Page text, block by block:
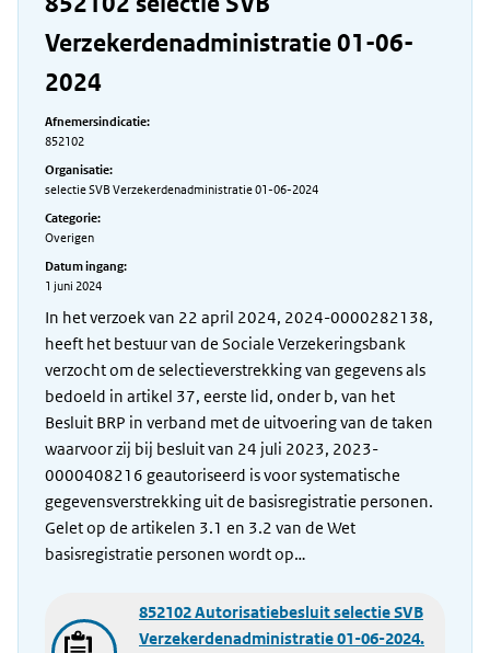
Verzekerdenadministratie 01-06-
2024
Afnemersindicatie:
852102
Organisatie:
selectie SVB Verzekerdenadministratie 01-06-2024
Categorie:
Overigen
Datum ingang:
1 juni 2024
In het verzoek van 22 april 2024, 2024-0000282138,
heeft het bestuur van de Sociale Verzekeringsbank
verzocht om de selectieverstrekking van gegevens als
bedoeld in artikel 37, eerste lid, onder b, van het
Besluit BRP in verband met de uitvoering van de taken
waarvoor zij bij besluit van 24 juli 2023, 2023-
0000408216 geautoriseerd is voor systematische
gegevensverstrekking uit de basisregistratie personen.
Gelet op de artikelen 3.1 en 3.2 van de Wet
basisregistratie personen wordt op…
852102 Autorisatiebesluit selectie SVB
Verzekerdenadministratie 01-06-2024.